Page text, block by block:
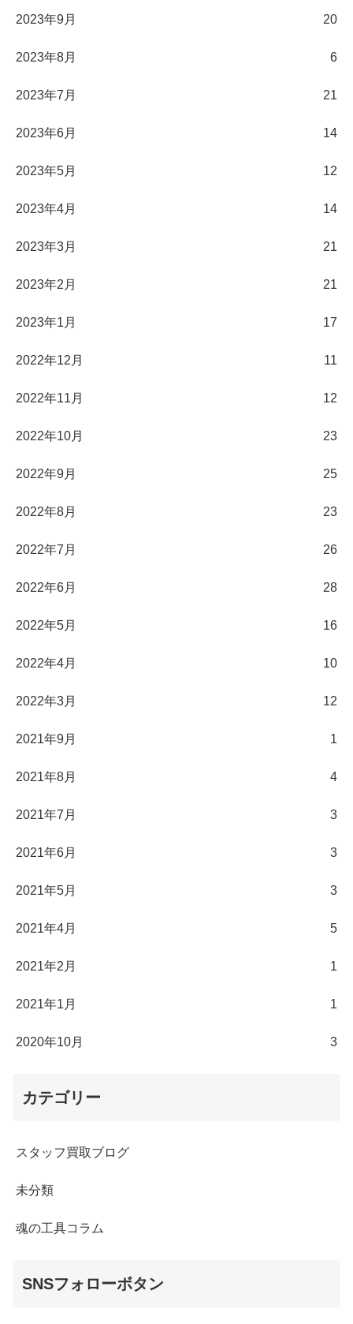
2023年9月 20
2023年8月 6
2023年7月 21
2023年6月 14
2023年5月 12
2023年4月 14
2023年3月 21
2023年2月 21
2023年1月 17
2022年12月 11
2022年11月 12
2022年10月 23
2022年9月 25
2022年8月 23
2022年7月 26
2022年6月 28
2022年5月 16
2022年4月 10
2022年3月 12
2021年9月 1
2021年8月 4
2021年7月 3
2021年6月 3
2021年5月 3
2021年4月 5
2021年2月 1
2021年1月 1
2020年10月 3
カテゴリー
スタッフ買取ブログ
未分類
魂の工具コラム
SNSフォローボタン